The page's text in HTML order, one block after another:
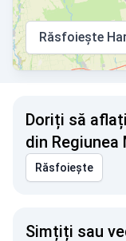
Răsfoiește
Doriți să
din Regiunea
Răsfoiește
Simțiți sau